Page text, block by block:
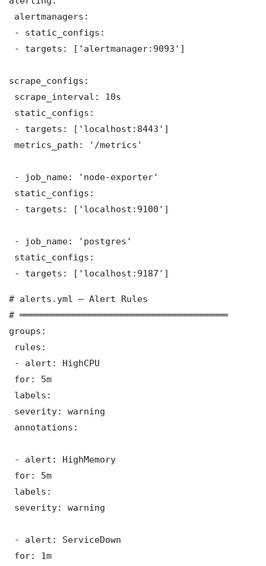
alertmanagers:
- static_configs:
- targets: ['alertmanager:9093']
scrape_configs:
scrape_interval: 10s
static_configs:
- targets: ['localhost:8443']
metrics_path: '/metrics'
- job_name: 'node-exporter'
static_configs:
- targets: ['localhost:9100']
- job_name: 'postgres'
static_configs:
- targets: ['localhost:9187']
# alerts.yml — Alert Rules
# ═══════════════════════════════════════
groups:
rules:
- alert: HighCPU
for: 5m
labels:
severity: warning
annotations:
- alert: HighMemory
for: 5m
labels:
severity: warning
- alert: ServiceDown
for: 1m